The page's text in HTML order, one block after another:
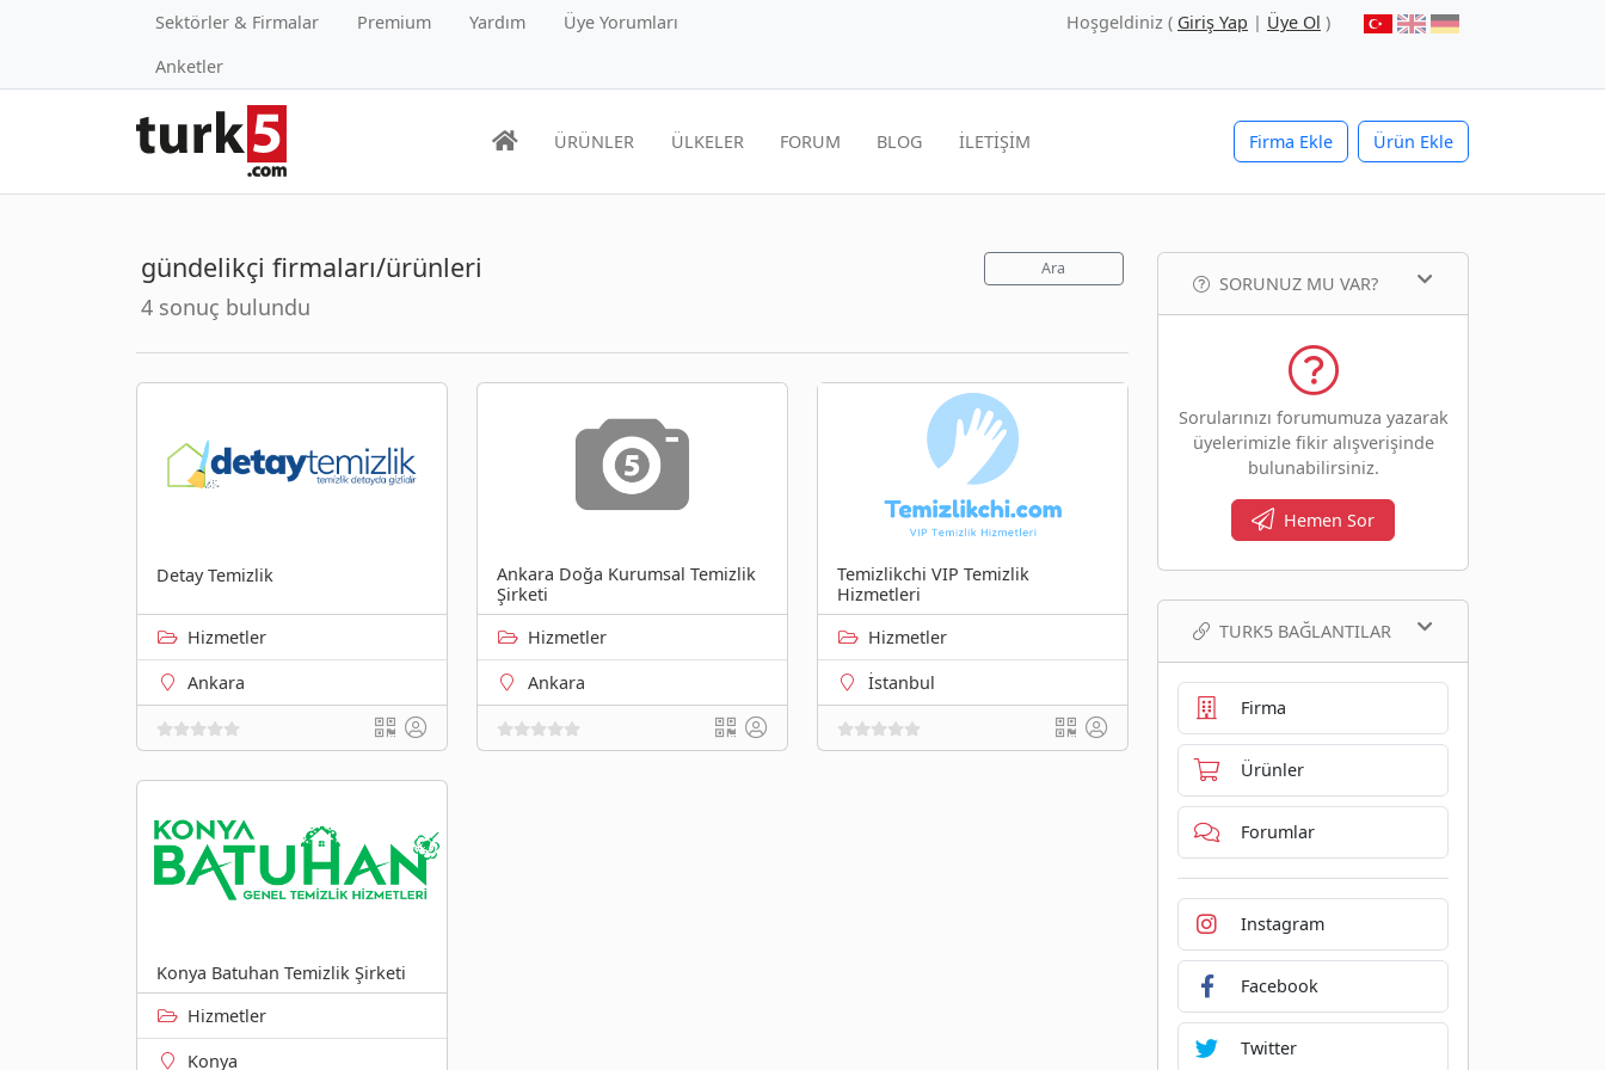
Sektörler & Firmalar Premium Yardım
Üye Yorumları
Anketler
Hoşgeldiniz ( Giriş Yap | Üye Ol )
Firma Ekle Ürün Ekle
ÜRÜNLER ÜLKELER FORUM BLOG İLETİŞİM
gündelikçi firmaları/ürünleri
4 sonuç bulundu
Ara
Detay Temizlik
Hizmetler
Ankara
Ankara Doğa Kurumsal Temizlik
Şirketi
Hizmetler
Ankara
Temizlikchi VIP Temizlik
Hizmetleri
Hizmetler
İstanbul
Konya Batuhan Temizlik Şirketi
Hizmetler
Konya
SORUNUZ MU VAR?
Sorularınızı forumumuza yazarak
üyelerimizle fikir alışverişinde
bulunabilirsiniz.
Hemen Sor
TURK5 BAĞLANTILAR
Firma
Ürünler
Forumlar
Instagram
Facebook
Twitter